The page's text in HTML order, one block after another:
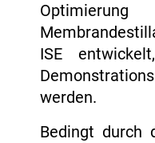
ISE
werden.
Bedingt durch